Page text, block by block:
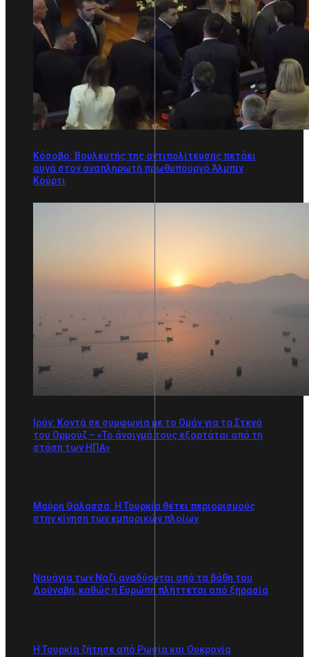
Κόσοβο: Βουλευτής της αντιπολίτευσης πετάει
αυγά στον αναπληρωτή πρωθυπουργό Άλμπιν
Κούρτι
Ιράν: Κοντά σε συμφωνία με το Ομάν για τα Στενά
του Ορμούζ – «Το άνοιγμά τους εξαρτάται από τη
στάση των ΗΠΑ»
Μαύρη Θάλασσα: Η Τουρκία θέτει περιορισμούς
στην κίνηση των εμπορικών πλοίων
Ναυάγια των Ναζί αναδύονται από τα βάθη του
Δούναβη, καθώς η Ευρώπη πλήττεται από ξηρασία
Η Τουρκία ζήτησε από Ρωσία και Ουκρανία